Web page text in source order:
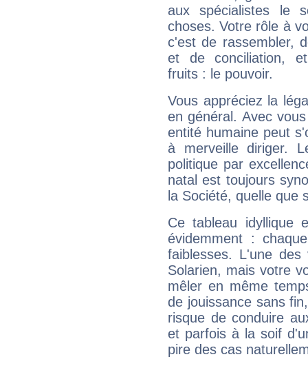
aux spécialistes le
choses. Votre rôle à
c'est de rassembler,
et de conciliation,
fruits : le pouvoir.
Vous appréciez la
en général. Avec
entité humaine peut
à merveille diriger.
politique par
natal est toujours
la Société, quelle que
Ce tableau idyllique
évidemment :
faiblesses. L'une
Solarien, mais votre
mêler en même
de jouissance sans
risque de conduire
et parfois à la soif
pire des cas